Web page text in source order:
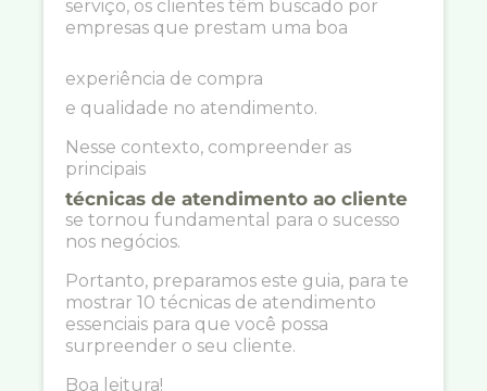
serviço, os clientes têm buscado por
empresas que prestam uma boa
experiência de compra
e qualidade no atendimento.
Nesse contexto, compreender as
principais
técnicas de atendimento ao cliente
se tornou fundamental para o sucesso
nos negócios.
Portanto, preparamos este guia, para te
mostrar 10 técnicas de atendimento
essenciais para que você possa
surpreender o seu cliente.
Boa leitura!